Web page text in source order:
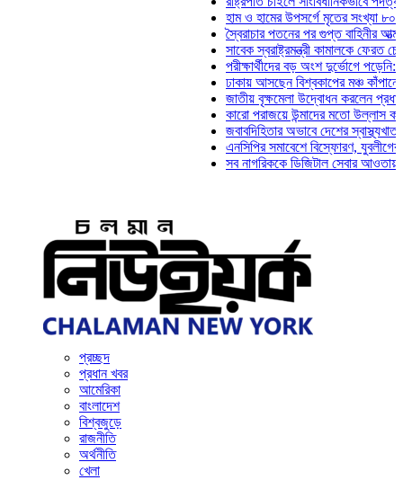
হাম ও হামের উপসর্গে মৃতের সংখ্যা ৮০০ ছাড়াল
স্বৈরাচার পতনের পর গুপ্ত বাহিনীর আত্মপ্রকাশ:
সাবেক স্বরাষ্ট্রমন্ত্রী কামালকে ফেরত চেয়ে
পরীক্ষার্থীদের বড় অংশ দুর্ভোগে পড়েনি: ড.
ঢাকায় আসছেন বিশ্বকাপের মঞ্চ কাঁপানো সেই
জাতীয় বৃক্ষমেলা উদ্বোধন করলেন প্রধানমন্ত্রী
কারো পরাজয়ে উন্মাদের মতো উল্লাস করতে হয়
জবাবদিহিতার অভাবে দেশের স্বাস্থ্যখাত নানা
এনসিপির সমাবেশে বিস্ফোরণ, যুবলীগের দুই
সব নাগরিককে ডিজিটাল সেবার আওতায় আনতে
প্রচ্ছদ
প্রধান খবর
আমেরিকা
বাংলাদেশ
বিশ্বজুড়ে
রাজনীতি
অর্থনীতি
খেলা